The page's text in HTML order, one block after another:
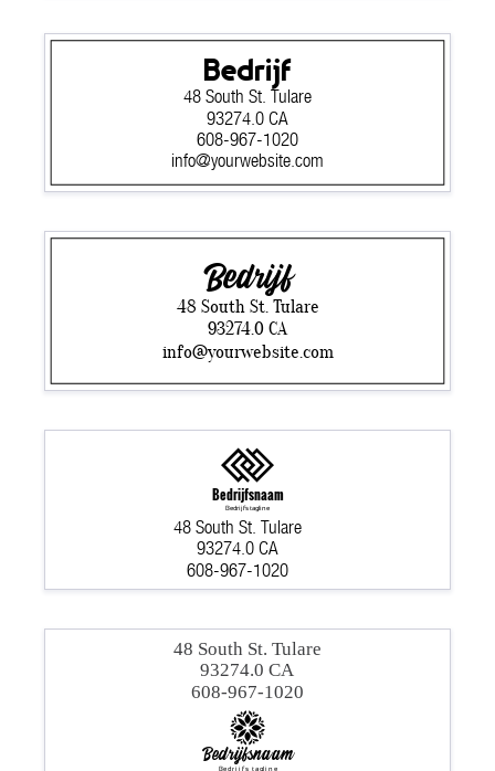
608-967-1020
info@yourwebsite.com
48 South St. Tulare
93274.0 CA
Bedrijf
info@yourwebsite.com
48 South St. Tulare
Bedrijf
93274.0 CA
608-967-1020
48 South St. Tulare
93274.0 CA
Bedrijfsnaam
Bedrijfs tagline
608-967-1020
48 South St. Tulare
93274.0 CA
Bedrijfsnaam